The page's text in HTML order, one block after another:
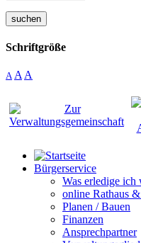
suchen
Schriftgröße
A A A
Bürgerservice
Was erledige ich
online Rathaus
Planen / Bauen
Finanzen
Ansprechpartner